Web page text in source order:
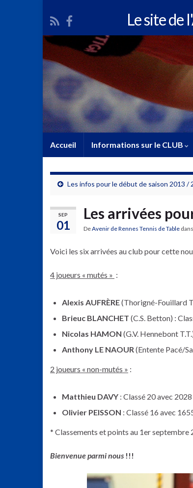
Le site de
Accueil Informations sur le CLUB
Les infos pour le début de saison 2013 /
SEP
01
Les arrivées
DeAvenir de Rennes Tennis de Table
Voici les six arrivées au club pour cette
4 joueurs « mutés » :
Alexis AUFRÈRE(Thorigné-Fouillard
Brieuc BLANCHET (C.S. Betton) :
Nicolas HAMON (G.V. Hennebont
Anthony LE NAOUR (Entente Pacé/
2 joueurs « non-mutés » :
Matthieu DAVY : Classé 20 avec
Olivier PEISSON : Classé 16 avec
* Classements et points au 1er septembre
Bienvenue parmi nous !!!